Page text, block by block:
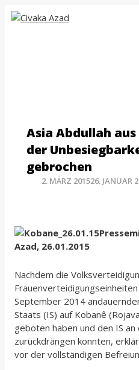
Zum
Inhalt
Asia Abdullah
der
gebrochen
2. MÄRZ 201526. JANUAR
Azad, 26.01.2015
Nachdem die
September 2014
Staats (IS) auf Kobanê
geboten haben und den IS
zurückdrängen konnten,
vor der vollständigen